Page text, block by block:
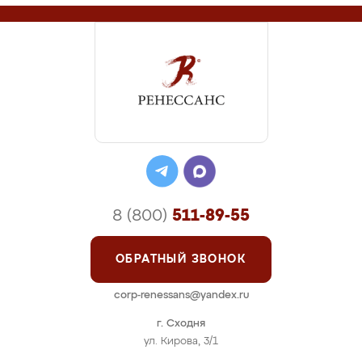
г. Сходня
ул. Кирова, 3/1
8 (800) 511-89-55
ОБРАТНЫЙ ЗВОНОК
corp-renessans@yandex.ru